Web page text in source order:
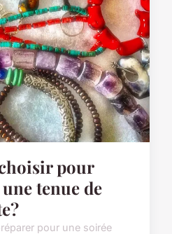
pour
tenue de
pour une soirée